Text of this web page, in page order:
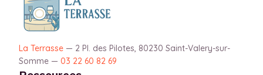
La Terrasse — 2 Pl. des Pilotes, 80230 Saint-Valery-sur-
Somme — 03 22 60 82 69